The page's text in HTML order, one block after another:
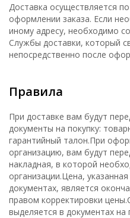
Доставка осуществляется
оформлении заказа. Если
иному адресу, необходимо
Службы доставки, который
непосредственно после
Правила
При доставке вам будут
документы на покупку:
гарантийный талон.При
организацию, вам будут
накладная, в которой
организации.Цена,
документах, является
правом корректировки
выделяется в документах на